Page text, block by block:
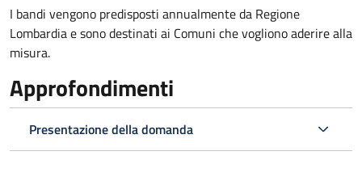
I bandi vengono predisposti annualmente da Regione
Lombardia e sono destinati ai Comuni che vogliono aderire alla
misura.
Approfondimenti
Presentazione della domanda